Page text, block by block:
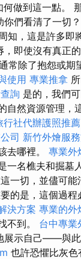
做到這一點。
們看清了一切？
知，這是許多即
即使沒有真正的
常除了抱怨或期
使用 專業推拿
詢 是的，我們
自然資源管理，
行社代辦護照推薦
司 新竹外燴服
去哪裡。 專業外
一名樵夫和掘墓
一切，並儘可能
的是，這個過程
決方案 專業的外
不到。 台中專業
展示自己——與
也許恐懼比灰色